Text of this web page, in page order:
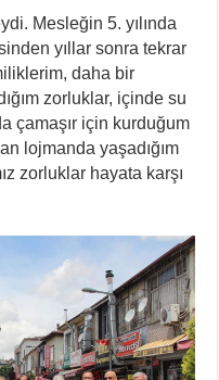
Mesleğin 5. yılında
yıllar sonra tekrar
daha bir
zorluklar, içinde su
çamaşır için kurduğum
lojmanda yaşadığım
zorluklar hayata karşı